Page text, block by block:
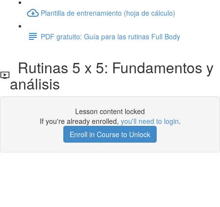
Plantilla de entrenamiento (hoja de cálculo)
PDF gratuito: Guía para las rutinas Full Body
Rutinas 5 x 5: Fundamentos y
análisis
Lesson content locked
If you're already enrolled, you'll need to login.
Enroll in Course to Unlock